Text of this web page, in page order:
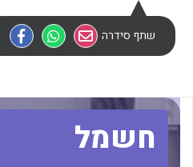
לכל מוצרי היצרן
שתף סידרה
חשמל